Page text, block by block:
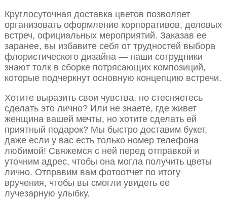
Круглосуточная доставка цветов позволяет
организовать оформление корпоративов, деловых
встреч, официальных мероприятий. Заказав ее
заранее, вы избавите себя от трудностей выбора
флористического дизайна — наши сотрудники
знают толк в сборке потрясающих композиций,
которые подчеркнут основную концепцию встречи.
Хотите выразить свои чувства, но стесняетесь
сделать это лично? Или не знаете, где живет
женщина вашей мечты, но хотите сделать ей
приятный подарок? Мы быстро доставим букет,
даже если у вас есть только номер телефона
любимой! Свяжемся с ней перед отправкой и
уточним адрес, чтобы она могла получить цветы
лично. Отправим вам фотоотчет по итогу
вручения, чтобы вы смогли увидеть ее
лучезарную улыбку.